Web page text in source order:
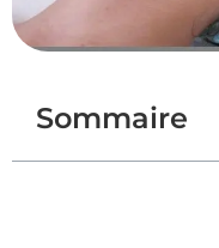
Sommaire